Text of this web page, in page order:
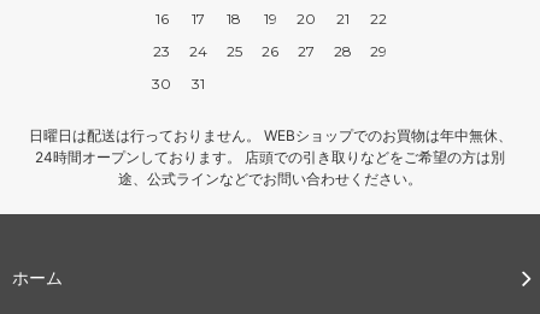
16
17 18 19 20 21
22
23
24 25 26 27 28
29
30
31
日曜日は配送は行っておりません。 WEBショップでのお買物は年中無休、
24時間オープンしております。 店頭での引き取りなどをご希望の方は別
途、公式ラインなどでお問い合わせください。
ホーム